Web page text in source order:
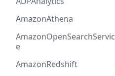
AmazonAthena
AmazonOpenSearchServic
e
AmazonRedshift